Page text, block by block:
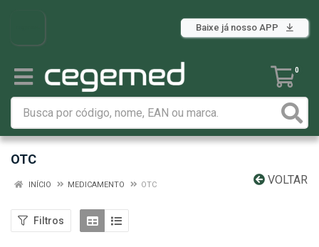
Baixe já nosso APP
0
OTC
VOLTAR
INÍCIO MEDICAMENTO OTC
Filtros